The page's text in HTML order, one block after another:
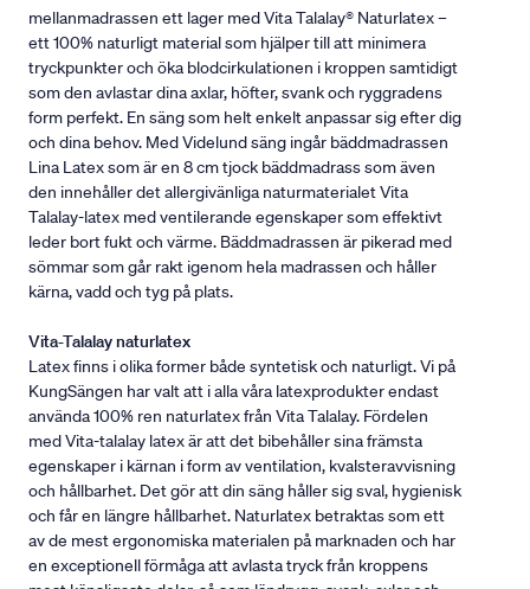
mellanmadrassen ett lager med Vita Talalay® Naturlatex –
ett 100% naturligt material som hjälper till att minimera
tryckpunkter och öka blodcirkulationen i kroppen samtidigt
som den avlastar dina axlar, höfter, svank och ryggradens
form perfekt. En säng som helt enkelt anpassar sig efter dig
och dina behov. Med Videlund säng ingår bäddmadrassen
Lina Latex som är en 8 cm tjock bäddmadrass som även
den innehåller det allergivänliga naturmaterialet Vita
Talalay-latex med ventilerande egenskaper som effektivt
leder bort fukt och värme. Bäddmadrassen är pikerad med
sömmar som går rakt igenom hela madrassen och håller
kärna, vadd och tyg på plats.
Vita-Talalay naturlatex
Latex finns i olika former både syntetisk och naturligt. Vi på
KungSängen har valt att i alla våra latexprodukter endast
använda 100% ren naturlatex från Vita Talalay. Fördelen
med Vita-talalay latex är att det bibehåller sina främsta
egenskaper i kärnan i form av ventilation, kvalsteravvisning
och hållbarhet. Det gör att din säng håller sig sval, hygienisk
och får en längre hållbarhet. Naturlatex betraktas som ett
av de mest ergonomiska materialen på marknaden och har
en exceptionell förmåga att avlasta tryck från kroppens